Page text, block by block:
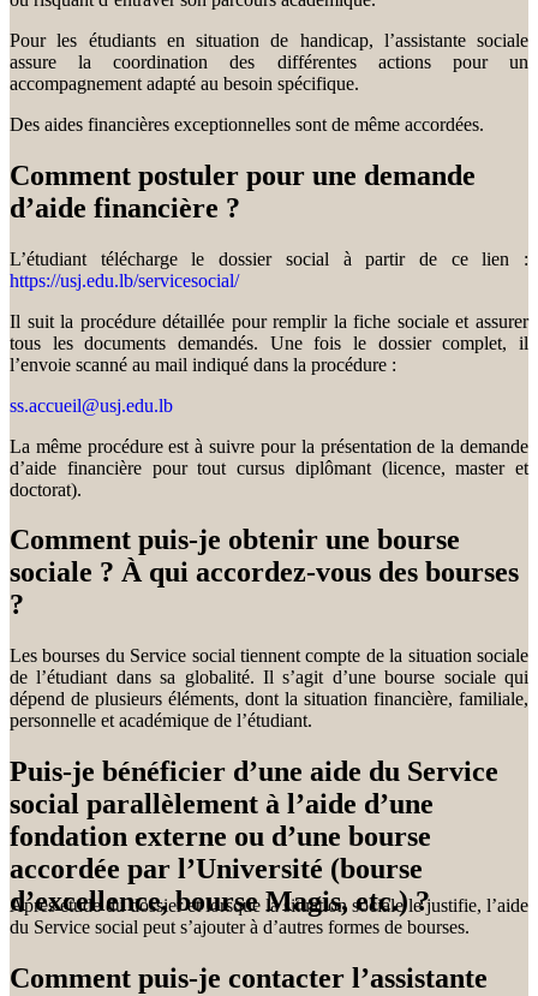
Pour les étudiants en situation de handicap, l’assistante sociale
assure la coordination des différentes actions pour un
accompagnement adapté au besoin spécifique.
Des aides financières exceptionnelles sont de même accordées.
Comment postuler pour une demande
d’aide financière ?
L’étudiant télécharge le dossier social à partir de ce lien :
https://usj.edu.lb/servicesocial/
Il suit la procédure détaillée pour remplir la fiche sociale et assurer
tous les documents demandés. Une fois le dossier complet, il
l’envoie scanné au mail indiqué dans la procédure :
ss.accueil@usj.edu.lb
La même procédure est à suivre pour la présentation de la demande
d’aide financière pour tout cursus diplômant (licence, master et
doctorat).
Comment puis-je obtenir une bourse
sociale ? À qui accordez-vous des bourses
?
Les bourses du Service social tiennent compte de la situation sociale
de l’étudiant dans sa globalité. Il s’agit d’une bourse sociale qui
dépend de plusieurs éléments, dont la situation financière, familiale,
personnelle et académique de l’étudiant.
Puis-je bénéficier d’une aide du Service
social parallèlement à l’aide d’une
fondation externe ou d’une bourse
accordée par l’Université (bourse
d’excellence, bourse Magis, etc.) ?
Après étude du dossier et lorsque la situation sociale le justifie, l’aide
du Service social peut s’ajouter à d’autres formes de bourses.
Comment puis-je contacter l’assistante